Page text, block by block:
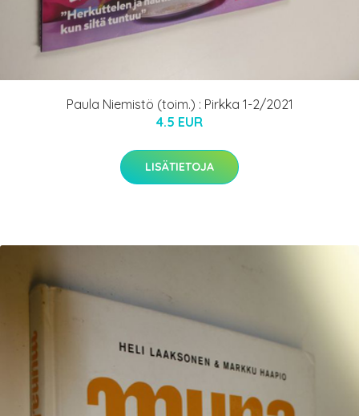
Paula Niemistö (toim.) : Pirkka 1-2/2021
4.5 EUR
LISÄTIETOJA